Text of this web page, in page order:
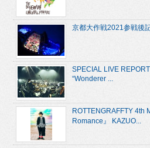
京都大作戦2021参戦後
SPECIAL LIVE
“Wonderer ...
ROTTENGRAFFTY 4th
Romance』 KAZUO...